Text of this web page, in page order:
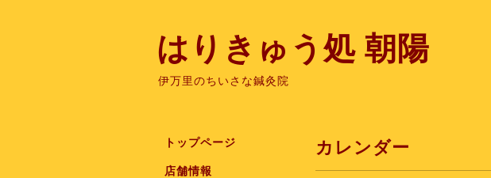
はりきゅう処 朝陽
伊万里のちいさな鍼灸院
カレンダー
トップページ
店舗情報